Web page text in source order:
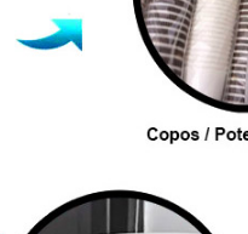
refrigerantes,
porções,
produtos com
para copos